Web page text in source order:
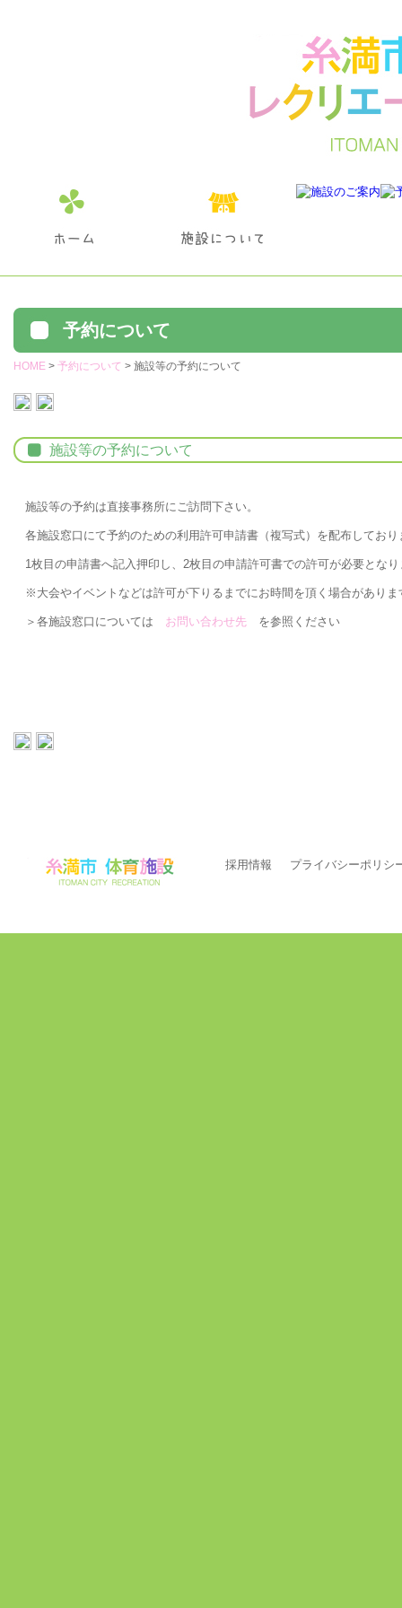
予約について
HOME > 予約について > 施設等の予約について
施設等の予約について
施設等の予約は直接事務所にご訪問下さい。
各施設窓口にて予約のための利用許可申請書（複写式）を配布しており
1枚目の申請書へ記入押印し、2枚目の申請許可書での許可が必要となり
※大会やイベントなどは許可が下りるまでにお時間を頂く場合があり
＞各施設窓口については お問い合わせ先 を参照ください
採用情報 プライバシーポリシ